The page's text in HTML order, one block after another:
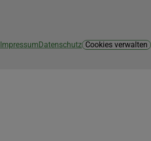
ImpressumDatenschutz Cookies verwalten